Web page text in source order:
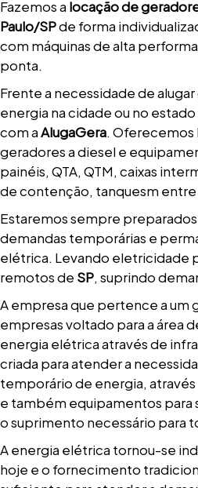
Fazemos a locação de
Paulo/SPde forma
com máquinas de alta
ponta.
Frente a necessidade de
energia na cidade ou no
com aAlugaGera.
geradores a diesel e
painéis, QTA, QTM, caixas
de contenção, tanquesm entre
Estaremos sempre
demandas temporárias e
elétrica. Levando eletricidade
remotos de SP, suprindo
A empresa que pertence a um
empresas voltado para a área
energia elétrica através de
criada para atender a
temporário de energia,
e também equipamentos
o suprimento necessário para
A energia elétrica tornou-se
hoje e o fornecimento